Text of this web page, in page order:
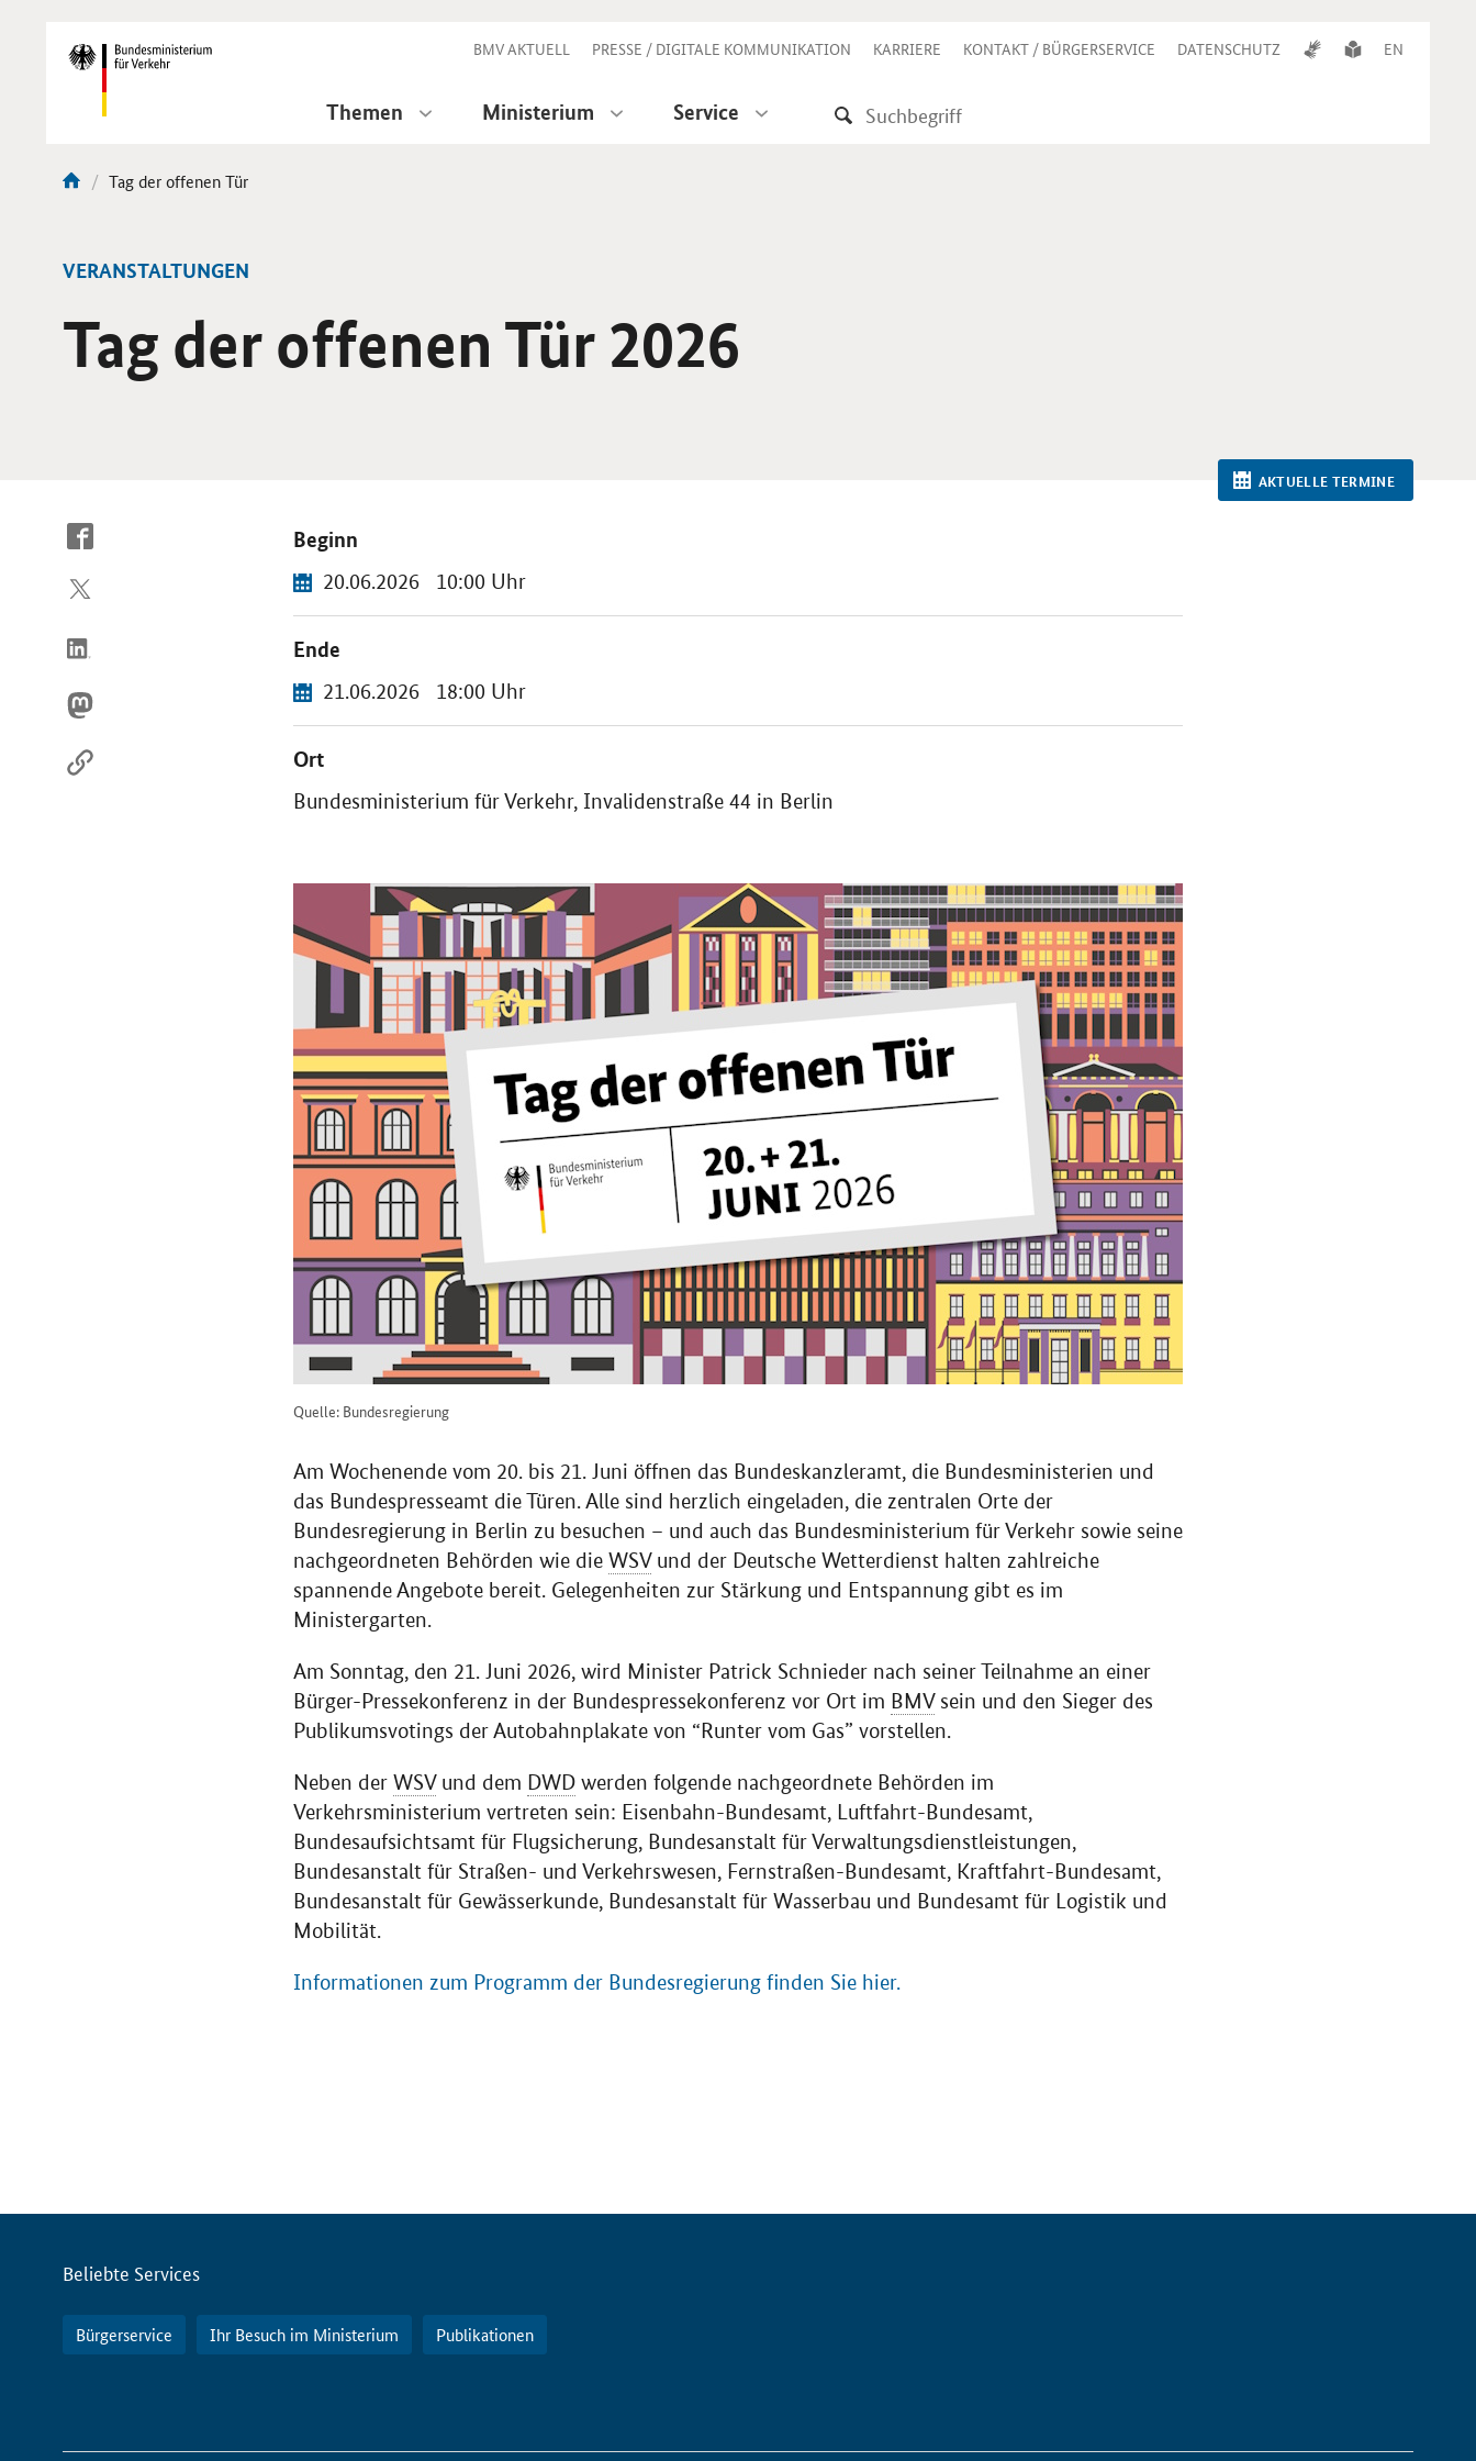
Navigation BMV AKTUELL PRESSE / DIGITALE KOMMUNIKATION KARRIERE KONTAKT / BÜRGERSERVICE DATENSCHUTZ EN
Themen Ministerium Service
Aktuelle
Tag der offenen Tür
VERANSTALTUNGEN
Tag der offenen Tür 2026
AKTUELLE TERMINE
So
Sie
Internet
Beginn
20.06.2026 10:00 Uhr
Ende
21.06.2026 18:00 Uhr
Ort
Bundesministerium für Verkehr, Invalidenstraße 44 in Berlin
Quelle: Bundesregierung
Am Wochenende vom 20. bis 21. Juni öffnen das Bundeskanzleramt, die Bundesministerien und
das Bundespresseamt die Türen. Alle sind herzlich eingeladen, die zentralen Orte der
Bundesregierung in Berlin zu besuchen – und auch das Bundesministerium für Verkehr sowie seine
nachgeordneten Behörden wie die WSVund der Deutsche Wetterdienst halten zahlreiche
spannende Angebote bereit. Gelegenheiten zur Stärkung und Entspannung gibt es im
Ministergarten.
Am Sonntag, den 21. Juni 2026, wird Minister Patrick Schnieder nach seiner Teilnahme an einer
Bürger-Pressekonferenz in der Bundespressekonferenz vor Ort im BMVsein und den Sieger des
Publikumsvotings der Autobahnplakate von “Runter vom Gas” vorstellen.
Neben der WSVund dem DWD werden folgende nachgeordnete Behörden im
Verkehrsministerium vertreten sein: Eisenbahn-Bundesamt, Luftfahrt-Bundesamt,
Bundesaufsichtsamt für Flugsicherung, Bundesanstalt für Verwaltungsdienstleistungen,
Bundesanstalt für Straßen- und Verkehrswesen, Fernstraßen-Bundesamt, Kraftfahrt-Bundesamt,
Bundesanstalt für Gewässerkunde, Bundesanstalt für Wasserbau und Bundesamt für Logistik und
Mobilität.
Informationen zum Programm der Bundesregierung finden Sie hier.
Servicemenü
Beliebte Services
Bürgerservice Ihr Besuch im Ministerium Publikationen